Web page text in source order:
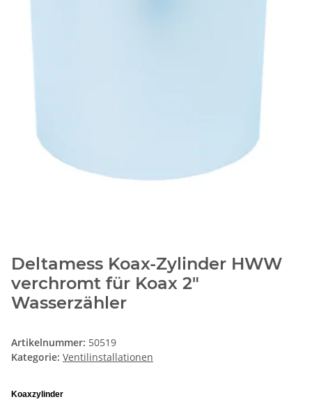
Deltamess Koax-Zylinder HWW
verchromt für Koax 2"
Wasserzähler
Artikelnummer: 50519
Kategorie: Ventilinstallationen
Koaxzylinder